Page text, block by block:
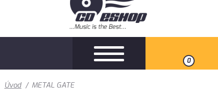
0
Úvod / METAL GATE